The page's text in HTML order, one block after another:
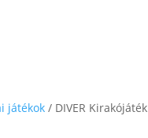
játékok / DIVER Kirakójáték